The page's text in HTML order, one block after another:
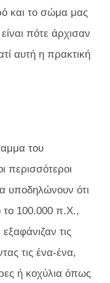
και το σώμα μας
πότε άρχισαν
αυτή η πρακτική
του
περισσότεροι
υποδηλώνουν ότι
το 100.000 π.Χ.,
τις
τις ένα-ένα,
ή κοχύλια όπως